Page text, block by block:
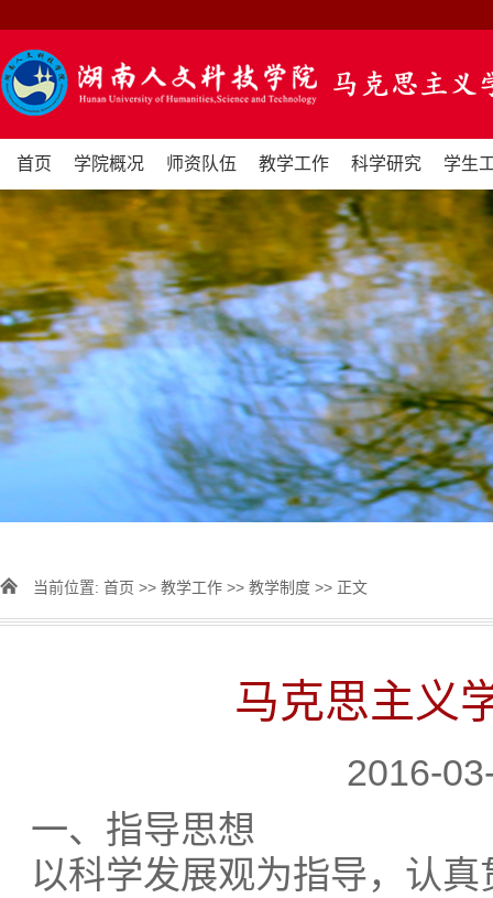
首页 学院概况 师资队伍 教学工作 科学研究 学生
当前位置: 首页 >> 教学工作 >> 教学制度 >> 正文
马克思主义
2016-
一、指导思想
以科学发展观为指导，认